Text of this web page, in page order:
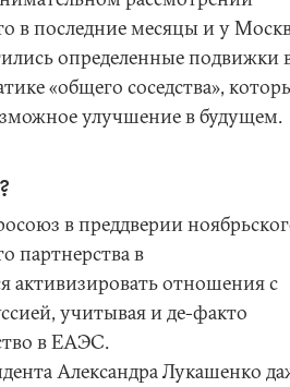
в последние месяцы и у
определенные подвижки
«общего соседства»,
улучшение в будущем.
в преддверии
партнерства в
активизировать отношения с
учитывая и де-факто
в ЕАЭС.
Александра Лукашенко